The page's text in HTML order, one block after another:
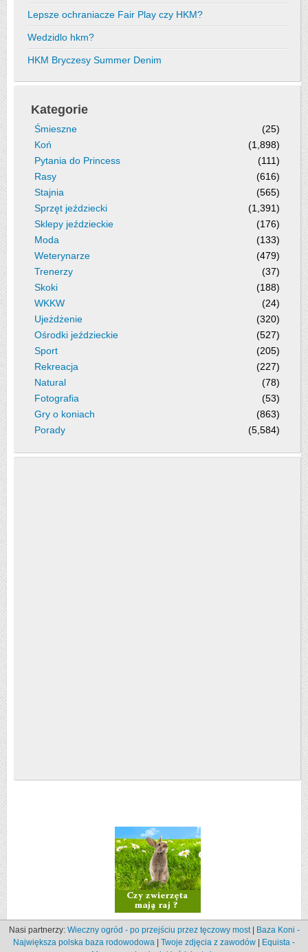
Lepsze ochraniacze Fair Play czy HKM?
Wedzidlo hkm?
HKM Bryczesy Summer Denim
Kategorie
Śmieszne
(25)
Koń
(1,898)
Pytania do Princess
(111)
Rasy
(616)
Stajnia
(565)
Sprzęt jeździecki
(1,391)
Sklepy jeździeckie
(176)
Moda
(133)
Weterynarze
(479)
Trenerzy
(37)
Skoki
(188)
WKKW
(24)
Ujeżdżenie
(320)
Ośrodki jeździeckie
(527)
Sport
(205)
Rekreacja
(227)
Natural
(78)
Fotografia
(53)
Gry o koniach
(863)
Porady
(5,584)
Nasi partnerzy: Wieczny ogród - po przejściu przez tęczowy most|
Baza Koni -
Największa polska baza rodowodowa
Twoje zdjęcia z zawodów
Equista -